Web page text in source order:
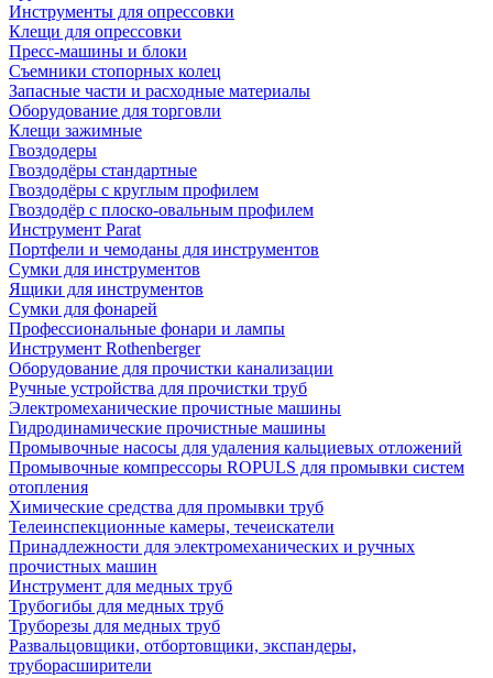
Инструменты для опрессовки
Клещи для опрессовки
Пресс-машины и блоки
Съемники стопорных колец
Запасные части и расходные материалы
Оборудование для торговли
Клещи зажимные
Гвоздодеры
Гвоздодёры стандартные
Гвоздодёры с круглым профилем
Гвоздодёр с плоско-овальным профилем
Инструмент Parat
Портфели и чемоданы для инструментов
Сумки для инструментов
Ящики для инструментов
Сумки для фонарей
Профессиональные фонари и лампы
Инструмент Rothenberger
Оборудование для прочистки канализации
Ручные устройства для прочистки труб
Электромеханические прочистные машины
Гидродинамические прочистные машины
Промывочные насосы для удаления кальциевых отложений
Промывочные компрессоры ROPULS для промывки систем
отопления
Химические средства для промывки труб
Телеинспекционные камеры, течеискатели
Принадлежности для электромеханических и ручных
прочистных машин
Инструмент для медных труб
Трубогибы для медных труб
Труборезы для медных труб
Развальцовщики, отбортовщики, экспандеры,
труборасширители